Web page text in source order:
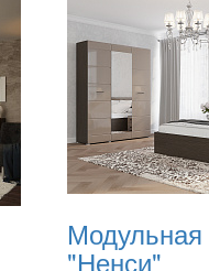
"Ненси"